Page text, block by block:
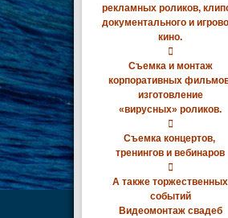
рекламных роликов,
документального и
кино.

Съемка и монтаж
корпоративных
изготовление
«вирусных» роликов.

Съемка концертов,
тренингов и вебинаров

А также торжественных
событий
Видеомонтаж свадеб